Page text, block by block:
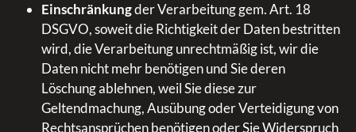
Einschränkungder Verarbeitung gem. Art. 18
DSGVO, soweit die Richtigkeit der Daten bestritten
wird, die Verarbeitung unrechtmäßig ist, wir die
Daten nicht mehr benötigen und Sie deren
Löschung ablehnen, weil Sie diese zur
Geltendmachung, Ausübung oder Verteidigung von
Rechtsansprüchen benötigen oder Sie Widerspruch